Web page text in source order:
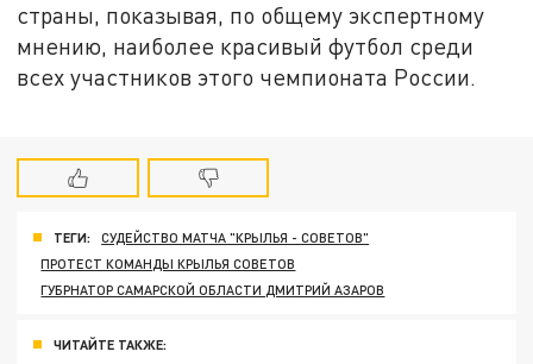
страны, показывая, по общему экспертному
мнению, наиболее красивый футбол среди
всех участников этого чемпионата России.
ТЕГИ:
СУДЕЙСТВО МАТЧА "КРЫЛЬЯ - СОВЕТОВ"
ПРОТЕСТ КОМАНДЫ КРЫЛЬЯ СОВЕТОВ
ГУБРНАТОР САМАРСКОЙ ОБЛАСТИ ДМИТРИЙ АЗАРОВ
ЧИТАЙТЕ ТАКЖЕ: